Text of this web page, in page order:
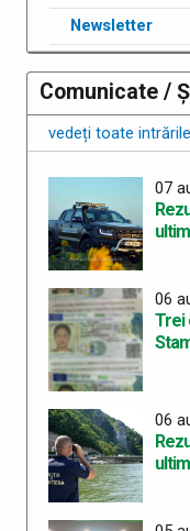
Newsletter
Comunicate /
vedeți toate intrările
07
06
Trei
06